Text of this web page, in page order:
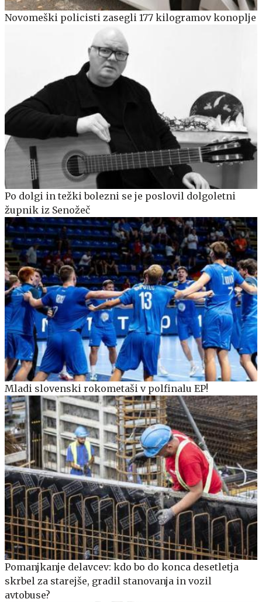
Novomeški policisti zasegli 177 kilogramov konoplje
Po dolgi in težki bolezni se je poslovil dolgoletni
župnik iz Senožeč
Mladi slovenski rokometaši v polfinalu EP!
Pomanjkanje delavcev: kdo bo do konca desetletja
skrbel za starejše, gradil stanovanja in vozil
avtobuse?